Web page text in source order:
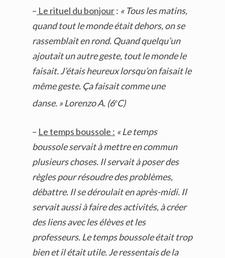
– Le rituel du bonjour: « Tous les matins,
quand tout le monde était dehors, on se
rassemblait en rond. Quand quelqu’un
ajoutait un autre geste, tout le monde le
faisait. J’étais heureux lorsqu’on faisait le
même geste. Ça faisait comme une
danse. » Lorenzo A. (6eC)
– Le temps boussole : « Le temps
boussole servait à mettre en commun
plusieurs choses. Il servait à poser des
règles pour résoudre des problèmes,
débattre. Il se déroulait en après-midi. Il
servait aussi à faire des activités, à créer
des liens avec les élèves et les
professeurs. Le temps boussole était trop
bien et il était utile. Je ressentais de la